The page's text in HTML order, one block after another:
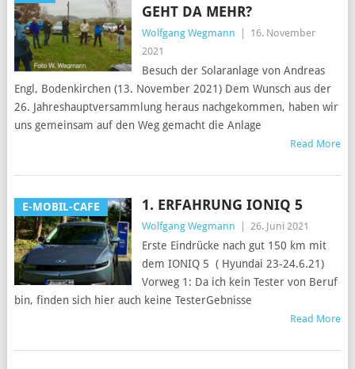
GEHT DA MEHR?
Wolfgang Wegmann
16. November
2021
Besuch der Solaranlage von Andreas
Engl, Bodenkirchen (13. November 2021) Dem Wunsch aus der
26. Jahreshauptversammlung heraus nachgekommen, haben wir
uns gemeinsam auf den Weg gemacht die Anlage
Read More
E-MOBIL-CAFE 1. ERFAHRUNG IONIQ 5
Wolfgang Wegmann 26. Juni 2021
Erste Eindrücke nach gut 150 km mit
dem IONIQ 5 ( Hyundai 23-24.6.21)
Vorweg 1: Da ich kein Tester von Beruf
bin, finden sich hier auch keine TesterGebnisse
Read More